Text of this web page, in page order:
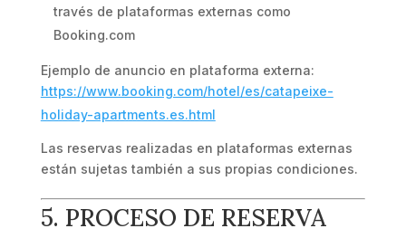
través de plataformas externas como
Booking.com
Ejemplo de anuncio en plataforma externa:
https://www.booking.com/hotel/es/catapeixe-
holiday-apartments.es.html
Las reservas realizadas en plataformas externas
están sujetas también a sus propias condiciones.
5. PROCESO DE RESERVA